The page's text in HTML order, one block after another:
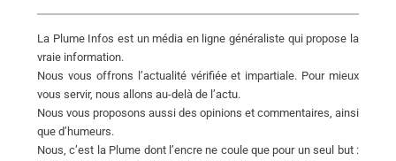
La Plume Infos est un média en ligne généraliste qui propose la
vraie information.
Nous vous offrons l’actualité vérifiée et impartiale. Pour mieux
vous servir, nous allons au-delà de l’actu.
Nous vous proposons aussi des opinions et commentaires, ainsi
que d’humeurs.
Nous, c’est la Plume dont l’encre ne coule que pour un seul but :